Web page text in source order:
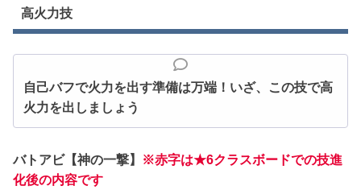
高火力技
自己バフで火力を出す準備は万端！いざ、この技で高
火力を出しましょう
バトアビ【神の一撃】
※赤字は★6クラスボードでの技進
化後の内容です